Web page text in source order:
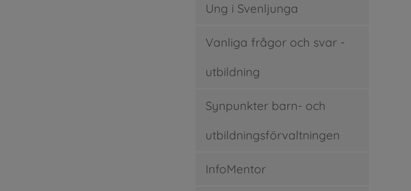
Ung i Svenljunga
Vanliga frågor och svar -
utbildning
Synpunkter barn- och
utbildningsförvaltningen
InfoMentor